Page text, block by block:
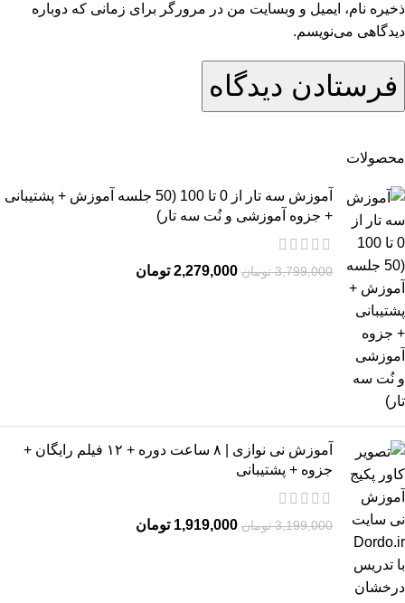
ذخیره نام، ایمیل و وبسایت من در مرورگر برای زمانی که دوباره
دیدگاهی می‌نویسم.
محصولات
آموزش سه تار از 0 تا 100 (50 جلسه آموزش + پشتیبانی
+ جزوه آموزشی و نُت سه تار)
3,799,000 تومان 2,279,000 تومان
آموزش نی نوازی | ۸ ساعت دوره + ۱۲ فیلم رایگان +
جزوه + پشتیبانی
3,199,000 تومان 1,919,000 تومان